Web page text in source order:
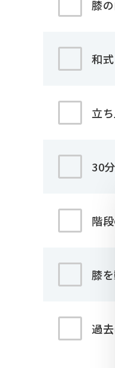
膝
和
立
30
階
膝
過